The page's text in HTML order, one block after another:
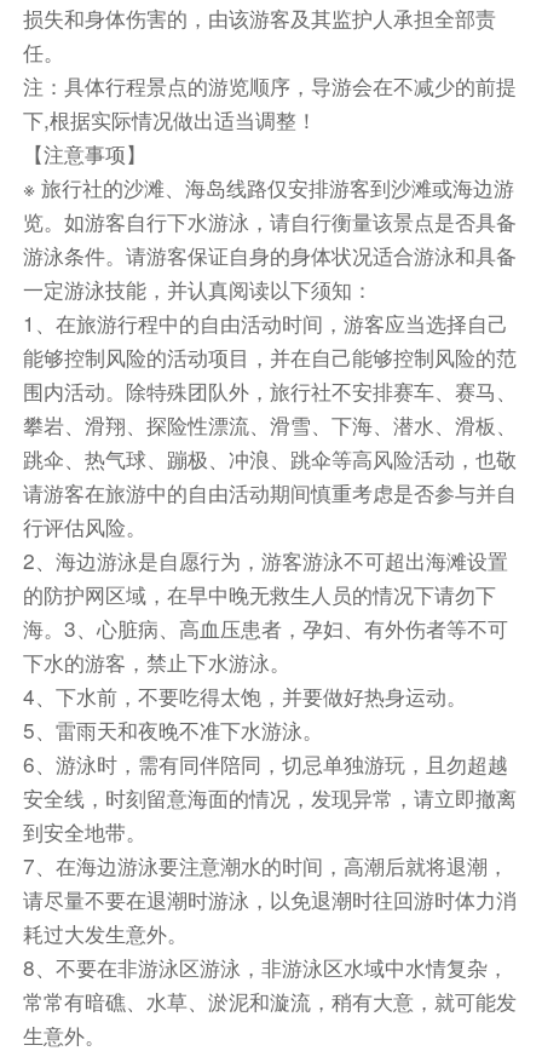
住宿
第4天 双面海-南门湾-海鲜拼盘或螃蟹饭-广州
早餐后前往【双面海】（游览约30分钟）这片沙
滩把海分成了两个部分,从东山岛的堤岸下来,走上
这边沙滩,面对着太阳,此时左手边是南门湾,右手边
是屿南湾,你可以同时看到左右两个大海,这也就是
双面海的来历.从这连接东山岛与南屿的沙滩上走
到南屿上,回首蓦见的风景,就是双面海
【南门湾】拍摄于2015年苏有朋执导的电影《左
耳》让这片海湾成为游客前往东山岛必到达的热门
景点之一。或许只是一种情怀，一种追忆方式，告
诉大家:南门湾，我来过了!沿途还可以观赏具有独
特风情的彩色墙。后前往【顶街]顶街位于漳州东
山岛铜陵镇的公园街，全长仅800米，有着600多
年的历史。也因为它的岁月和周边人文风情，不时
会有游客到此逛玩。顶街是安静的，长居于此的本
地人讲着有趣的东山话，不时地能发在沿途中遇到
当地的特色小吃。后前往【南溟书院】南溟书院是
明代铜山三大书院之一，亦称朱子祠、文公祠，奉
祀理学家朱熹。位于东山县铜陵镇岵嵝山顶，朱熹
是南宋著名的理学家、思想家、哲学家、教育家、
诗人，闽学派的代表人物，世称朱子，是孔子、孟
子以来最杰出的弘扬儒学的大师。后前往南屿]这
个小岛很特别，等海水退潮形成双面海，便可以从
沙滩走过去，岛上的灯塔是《你的婚礼》电影取景
地(这里需要留意涨潮时间，不然回不来)，沙滩上
可常看到渔民在沙滩边拉网捕鱼。后结束行程，返
回温馨的家。
损失和身体伤害的，由该游客及其监护人承担全部责
任。
注：具体行程景点的游览顺序，导游会在不减少的前提
下,根据实际情况做出适当调整！
【注意事项】
※ 旅行社的沙滩、海岛线路仅安排游客到沙滩或海边游
览。如游客自行下水游泳，请自行衡量该景点是否具备
游泳条件。请游客保证自身的身体状况适合游泳和具备
一定游泳技能，并认真阅读以下须知：
1、在旅游行程中的自由活动时间，游客应当选择自己
能够控制风险的活动项目，并在自己能够控制风险的范
围内活动。除特殊团队外，旅行社不安排赛车、赛马、
攀岩、滑翔、探险性漂流、滑雪、下海、潜水、滑板、
跳伞、热气球、蹦极、冲浪、跳伞等高风险活动，也敬
请游客在旅游中的自由活动期间慎重考虑是否参与并自
行评估风险。
2、海边游泳是自愿行为，游客游泳不可超出海滩设置
的防护网区域，在早中晚无救生人员的情况下请勿下
海。3、心脏病、高血压患者，孕妇、有外伤者等不可
下水的游客，禁止下水游泳。
4、下水前，不要吃得太饱，并要做好热身运动。
5、雷雨天和夜晚不准下水游泳。
6、游泳时，需有同伴陪同，切忌单独游玩，且勿超越
安全线，时刻留意海面的情况，发现异常，请立即撤离
到安全地带。
7、在海边游泳要注意潮水的时间，高潮后就将退潮，
请尽量不要在退潮时游泳，以免退潮时往回游时体力消
耗过大发生意外。
8、不要在非游泳区游泳，非游泳区水域中水情复杂，
常常有暗礁、水草、淤泥和漩流，稍有大意，就可能发
生意外。